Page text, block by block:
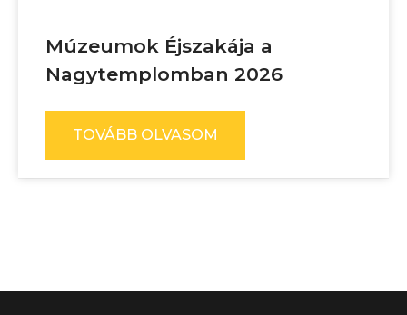
Múzeumok Éjszakája a
Nagytemplomban 2026
TOVÁBB OLVASOM